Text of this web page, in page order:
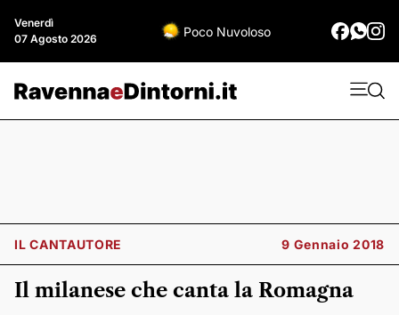
Venerdì
07 Agosto 2026
Poco Nuvoloso
IL CANTAUTORE 9 Gennaio 2018
Il milanese che canta la Romagna